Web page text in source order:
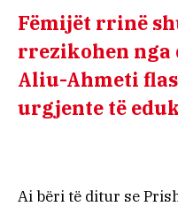
Fëmijët rrinë
rrezikohen nga
Aliu-Ahmeti
urgjente të
Ai bëri të ditur se